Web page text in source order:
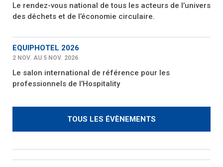
Le rendez-vous national de tous les acteurs de l’univers
des déchets et de l’économie circulaire.
EQUIPHOTEL 2026
2 NOV. AU 5 NOV. 2026
Le salon international de référence pour les
professionnels de l’Hospitality
TOUS LES ÉVÈNEMENTS